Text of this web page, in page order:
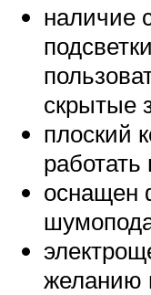
наличие
скрытые
плоский
оснащен
желанию